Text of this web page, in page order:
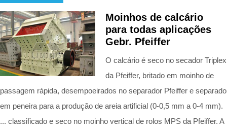
Moinhos de calcário
para todas aplicações
Gebr. Pfeiffer
O calcário é seco no secador Triplex
da Pfeiffer, britado em moinho de
passagem rápida, desempoeirados no separador Pfeiffer e separado
em peneira para a produção de areia artificial (0-0,5 mm a 0-4 mm).
... classificado e seco no moinho vertical de rolos MPS da Pfeiffer. A